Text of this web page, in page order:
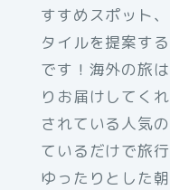
すすめスポット
タイルを提案す
です！海外の旅
りお届けしてく
されている人気
ているだけで旅
ゆったりとした